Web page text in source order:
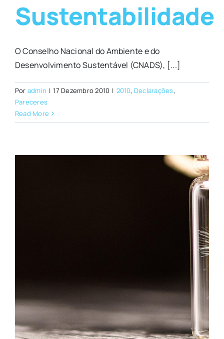
Sustentabilidade
O Conselho Nacional do Ambiente e do
Desenvolvimento Sustentável (CNADS), [...]
Por admin | 17 Dezembro 2010 | 2010, Declarações,
Pareceres
Read More